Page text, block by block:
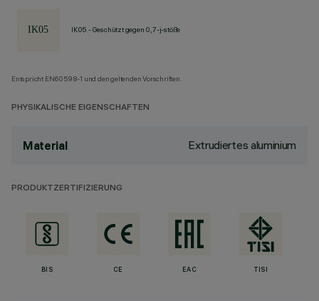
IK05 - Geschützt gegen 0,7-j-stöße
Entspricht EN60598-1 und den geltenden Vorschriften.
PHYSIKALISCHE EIGENSCHAFTEN
Material Extrudiertes aluminium
PRODUKTZERTIFIZIERUNG
BIS CE EAC TISI